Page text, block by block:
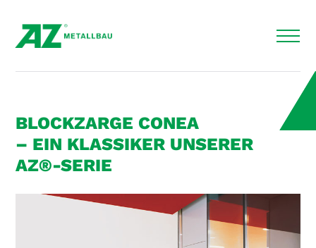
BLOCKZARGE CONEA
– EIN KLASSIKER UNSERER
AZ®-SERIE